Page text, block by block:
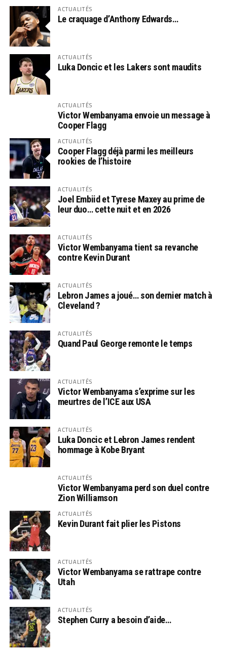
ACTUALITÉS
Le craquage d’Anthony Edwards…
ACTUALITÉS
Luka Doncic et les Lakers sont maudits
ACTUALITÉS
Victor Wembanyama envoie un message à
Cooper Flagg
ACTUALITÉS
Cooper Flagg déjà parmi les meilleurs
rookies de l’histoire
ACTUALITÉS
Joel Embiid et Tyrese Maxey au prime de
leur duo… cette nuit et en 2026
ACTUALITÉS
Victor Wembanyama tient sa revanche
contre Kevin Durant
ACTUALITÉS
Lebron James a joué… son dernier match à
Cleveland ?
ACTUALITÉS
Quand Paul George remonte le temps
ACTUALITÉS
Victor Wembanyama s’exprime sur les
meurtres de l’ICE aux USA
ACTUALITÉS
Luka Doncic et Lebron James rendent
hommage à Kobe Bryant
ACTUALITÉS
Victor Wembanyama perd son duel contre
Zion Williamson
ACTUALITÉS
Kevin Durant fait plier les Pistons
ACTUALITÉS
Victor Wembanyama se rattrape contre
Utah
ACTUALITÉS
Stephen Curry a besoin d’aide…